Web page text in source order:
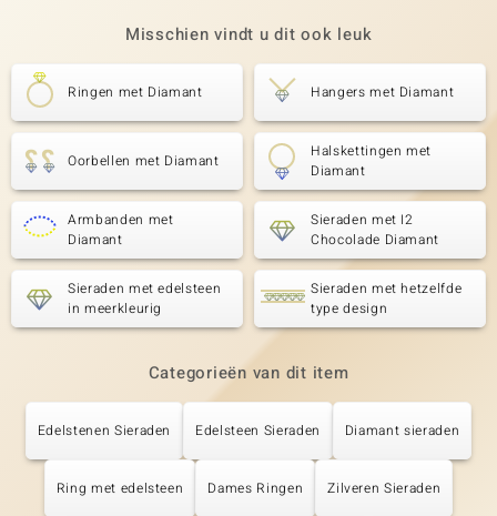
Misschien vindt u dit ook leuk
Ringen met Diamant Hangers met Diamant
Oorbellen met Diamant
Halskettingen met
Diamant
Armbanden met
Diamant
Sieraden met I2
Chocolade Diamant
Sieraden met edelsteen
in meerkleurig
Sieraden met hetzelfde
type design
Categorieën van dit item
Edelstenen Sieraden Edelsteen Sieraden Diamant sieraden
Ring met edelsteen Dames Ringen Zilveren Sieraden